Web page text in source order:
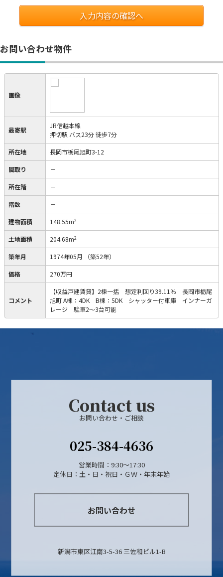
入力内容の確認へ
お問い合わせ物件
画像
最寄駅
JR信越本線
押切駅 バス23分 徒歩7分
所在地 長岡市栃尾旭町3-12
間取り －
所在階 －
階数 －
建物面積 148.55m2
土地面積 204.68m2
築年月 1974年05月 （築52年）
価格 270万円
コメント
【収益戸建賃貸】2棟一括 想定利回り39.11％ 長岡市栃尾
旭町 A棟：4DK B棟：5DK シャッター付車庫 インナーガ
レージ 駐車2～3台可能
Contact us
お問い合わせ・ご相談
025-384-4636
営業時間：9:30～17:30
定休日：土・日・祝日・ＧＷ・年末年始
お問い合わせ
新潟市東区江南3-5-36 三佐和ビル1-B